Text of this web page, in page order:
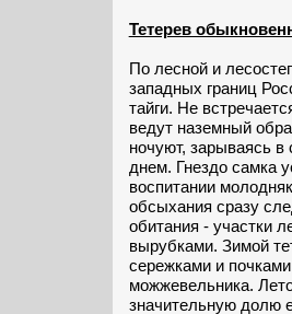
Тетерев
По лесной и
западных границ
тайги. Не
ведут наземный
ночуют, зарываясь в
днем. Гнездо самка
воспитании
обсыхания сразу
обитания - участки
вырубками. Зимой
сережками и
можжевельника.
значительную долю